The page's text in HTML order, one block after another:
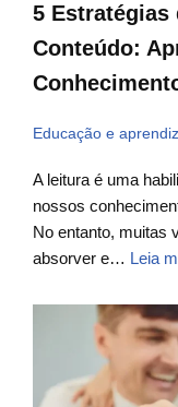
5 Estratégias
Conteúdo:
Educação e
A leitura é uma
nossos
No entanto, muitas
absorver e… Leia